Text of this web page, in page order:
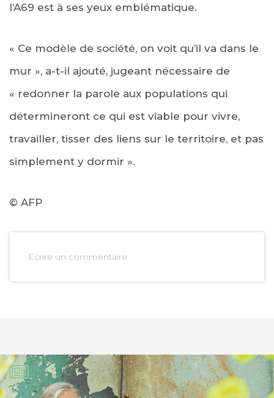
l’A69 est à ses yeux emblématique.
« Ce modèle de société, on voit qu’il va dans le
mur », a-t-il ajouté, jugeant nécessaire de
« redonner la parole aux populations qui
détermineront ce qui est viable pour vivre,
travailler, tisser des liens sur le territoire, et pas
simplement y dormir ».
© AFP
Ecrire un commentaire